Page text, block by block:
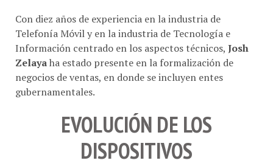
Con diez años de experiencia en la industria de
Telefonía Móvil y en la industria de Tecnología e
Información centrado en los aspectos técnicos, Josh
Zelayaha estado presente en la formalización de
negocios de ventas, en donde se incluyen entes
gubernamentales.
EVOLUCIÓN DE LOS
DISPOSITIVOS